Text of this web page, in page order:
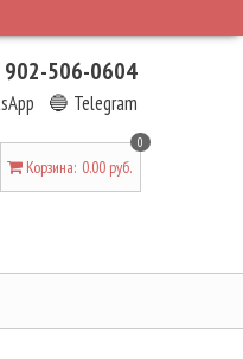
902-506-0604
🔵 Telegram
Корзина:
0
0.00 руб.